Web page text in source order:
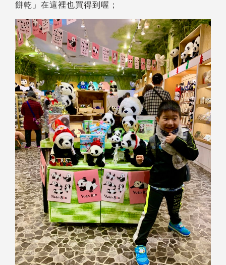
餅乾」在這裡也買得到喔；